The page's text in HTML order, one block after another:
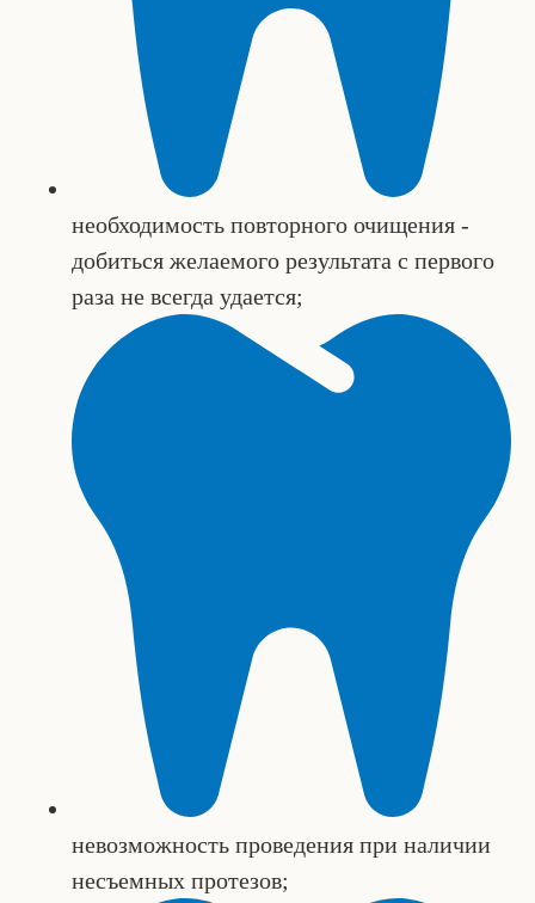
необходимость повторного очищения -
добиться желаемого результата с первого
раза не всегда удается;
невозможность проведения при наличии
несъемных протезов;